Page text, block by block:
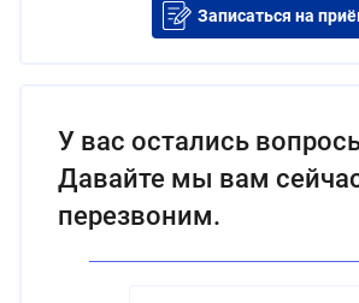
Записаться на
У вас остались
Давайте мы вам
перезвоним.